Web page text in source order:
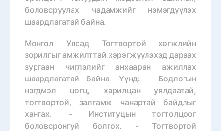
боловсруулах чадамжийг нэмэгдүүлэх
шаардлагатай байна.
Монгол Улсад Тогтвортой хөгжлийн
зорилгыг амжилттай хэрэгжүүлэхэд дараах
зургаан чиглэлийг анхааран ажиллах
шаардлагатай байна. Үүнд: - Бодлогын
нэгдмэл цогц, харилцан уялдаатай,
тогтвортой, залгамж чанартай байдлыг
хангах. - Институцын тогтолцоог
боловсронгуй болгох. - Тогтвортой